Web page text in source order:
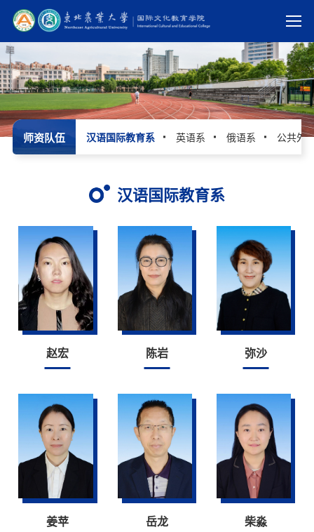
师资队伍 汉语国际教育系 英语系 俄语系 公共外
汉语国际教育系
赵宏 陈岩 弥沙
姜苹 岳龙 柴淼